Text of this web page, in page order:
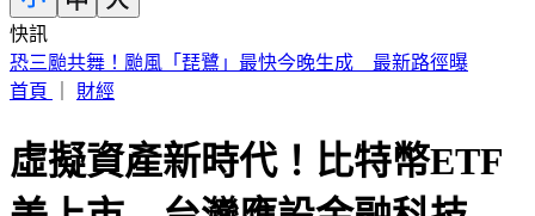
快訊
鄭宗哲3打點並列全隊第一！助隊19：0血洗對手 龍仔也繳猛
打賞
虛擬資產新時代！比特幣ETF